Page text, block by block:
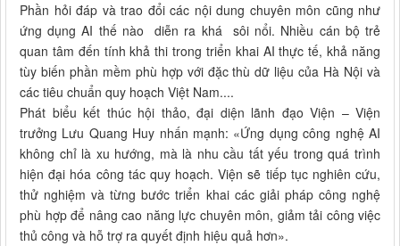
Phần hỏi đáp và trao đổi các nội dung chuyên môn cũng như
ứng dụng AI thế nào diễn ra khá sôi nổi. Nhiều cán bộ trẻ
quan tâm đến tính khả thi trong triển khai AI thực tế, khả năng
tùy biến phần mềm phù hợp với đặc thù dữ liệu của Hà Nội và
các tiêu chuẩn quy hoạch Việt Nam....
Phát biểu kết thúc hội thảo, đại diện lãnh đạo Viện – Viện
trưởng Lưu Quang Huy nhấn mạnh: «Ứng dụng công nghệ AI
không chỉ là xu hướng, mà là nhu cầu tất yếu trong quá trình
hiện đại hóa công tác quy hoạch. Viện sẽ tiếp tục nghiên cứu,
thử nghiệm và từng bước triển khai các giải pháp công nghệ
phù hợp để nâng cao năng lực chuyên môn, giảm tải công việc
thủ công và hỗ trợ ra quyết định hiệu quả hơn».